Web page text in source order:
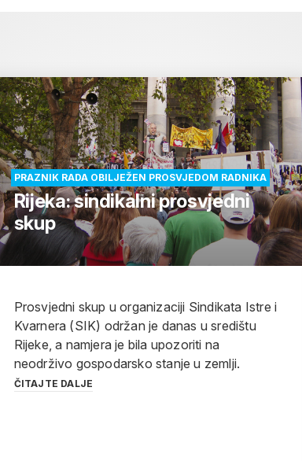
PRAZNIK RADA OBILJEŽEN PROSVJEDOM RADNIKA
Rijeka: sindikalni prosvjedni
skup
Prosvjedni skup u organizaciji Sindikata Istre i
Kvarnera (SIK) održan je danas u središtu
Rijeke, a namjera je bila upozoriti na
neodrživo gospodarsko stanje u zemlji.
ČITAJTE DALJE